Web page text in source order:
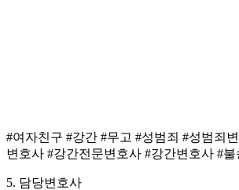
#여자친구 #강간 #무고 #성범죄 #성범죄
변호사 #강간전문변호사 #강간변호사 #
5. 담당변호사